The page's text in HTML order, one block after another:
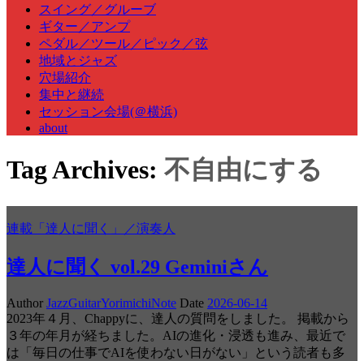
スイング／グルーブ
ギター／アンプ
ペダル／ツール／ピック／弦
地域とジャズ
穴場紹介
集中と継続
セッション会場(＠横浜)
about
Tag Archives: 不自由にする
連載「達人に聞く」／演奏人
達人に聞く vol.29 Geminiさん
Author JazzGuitarYorimichiNote Date 2026-06-14
2023年４月、Chappyに、達人の質問をしました。 掲載から
３年の年月が経ちました。AIの進化・浸透も進み、最近で
は「毎日の仕事でAIを使わない日がない」という読者も多